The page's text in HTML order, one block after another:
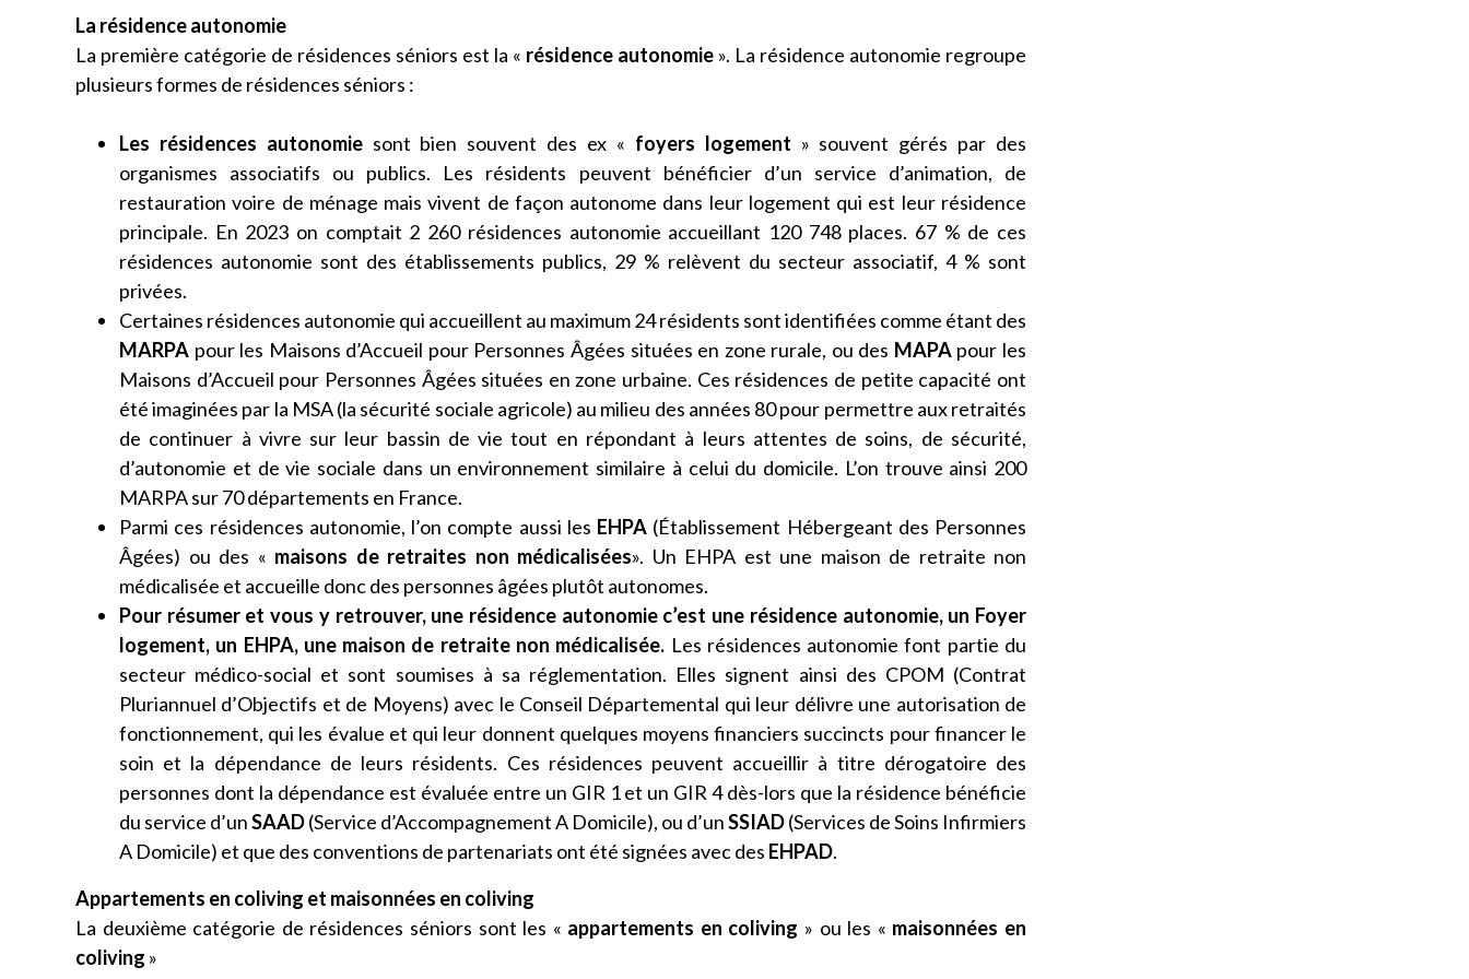
La résidence autonomie
La première catégorie de résidences séniors est la « résidence autonomie ». La résidence autonomie regroupe
plusieurs formes de résidences séniors :
Les résidences autonomiesont bien souvent des ex « foyers logement » souvent gérés par des
organismes associatifs ou publics. Les résidents peuvent bénéficier d’un service d’animation, de
restauration voire de ménage mais vivent de façon autonome dans leur logement qui est leur résidence
principale. En 2023 on comptait 2 260 résidences autonomie accueillant 120 748 places. 67 % de ces
résidences autonomie sont des établissements publics, 29 % relèvent du secteur associatif, 4 % sont
privées.
Certaines résidences autonomie qui accueillent au maximum 24 résidents sont identifiées comme étant des
MARPA pour les Maisons d’Accueil pour Personnes Âgées situées en zone rurale, ou des MAPApour les
Maisons d’Accueil pour Personnes Âgées situées en zone urbaine. Ces résidences de petite capacité ont
été imaginées par la MSA (la sécurité sociale agricole) au milieu des années 80 pour permettre aux retraités
de continuer à vivre sur leur bassin de vie tout en répondant à leurs attentes de soins, de sécurité,
d’autonomie et de vie sociale dans un environnement similaire à celui du domicile. L’on trouve ainsi 200
MARPA sur 70 départements en France.
Parmi ces résidences autonomie, l’on compte aussi les EHPA (Établissement Hébergeant des Personnes
Âgées) ou des « maisons de retraites non médicalisées». Un EHPA est une maison de retraite non
médicalisée et accueille donc des personnes âgées plutôt autonomes.
Pour résumer et vous y retrouver, une résidence autonomie c’est une résidence autonomie, un Foyer
logement, un EHPA, une maison de retraite non médicalisée. Les résidences autonomie font partie du
secteur médico-social et sont soumises à sa réglementation. Elles signent ainsi des CPOM (Contrat
Pluriannuel d’Objectifs et de Moyens) avec le Conseil Départemental qui leur délivre une autorisation de
fonctionnement, qui les évalue et qui leur donnent quelques moyens financiers succincts pour financer le
soin et la dépendance de leurs résidents. Ces résidences peuvent accueillir à titre dérogatoire des
personnes dont la dépendance est évaluée entre un GIR 1 et un GIR 4 dès-lors que la résidence bénéficie
du service d’unSAAD(Service d’Accompagnement A Domicile), ou d’unSSIAD(Services de Soins Infirmiers
A Domicile) et que des conventions de partenariats ont été signées avec des EHPAD.
Appartements en coliving et maisonnées en coliving
La deuxième catégorie de résidences séniors sont les « appartements en coliving » ou les « maisonnées en
coliving »